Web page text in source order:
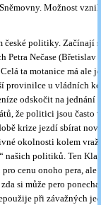
Možnost
české politiky. Začínají
Nečase (Břetislav
ta motanice má ale
provinilce u vládních
odskočit na jednání
že politici jsou často
krize jezdí sbírat
okolnosti kolem
našich politiků. Ten
cenu onoho pera,
si může pero
při závažných